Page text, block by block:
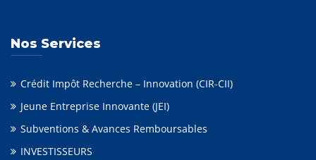
Nos Services
Crédit Impôt Recherche – Innovation (CIR-CII)
Jeune Entreprise Innovante (JEI)
Subventions & Avances Remboursables
INVESTISSEURS